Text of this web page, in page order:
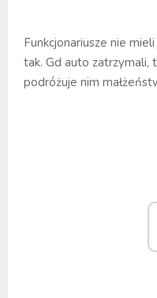
Funkcjonariusze nie
tak. Gd auto zatrzymali,
podróżuje nim